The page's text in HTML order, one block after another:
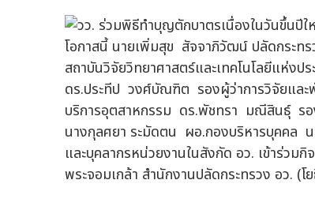
โอกาสนี้ นายเพิ่มสุข สัจจาภิวัฒน์ ปลัดกระท
สถาบันวิจัยวิทยาศาสตร์และเทคโนโลยีแห่ง
ดร.ประทีป วงศ์บัณฑิต รองผู้ว่าการวิจัยแ
บริการอุตสาหกรรม ดร.พัชทรา มณีสินธุ์ ร
นางกุลศยา ระมัดตน ผอ.กองบริหารบุคคล
และบุคลากรหน่วยงานในสังกัด อว. เข้าร่ว
พระจอมเกล้า สำนักงานปลัดกระทรวง อว. (โ